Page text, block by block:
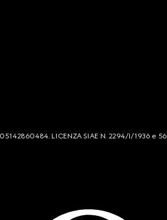
LICENZA SIAE N. 2294/I/1936 e